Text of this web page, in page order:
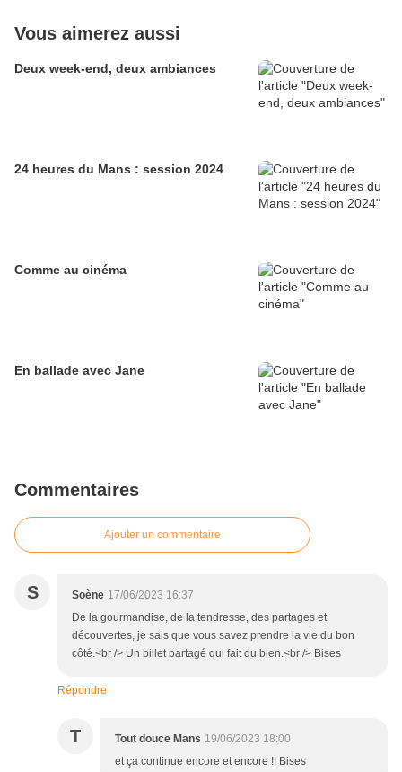
Vous aimerez aussi
Deux week-end, deux ambiances
24 heures du Mans : session 2024
Comme au cinéma
En ballade avec Jane
Commentaires
Ajouter un commentaire
S Soène 17/06/2023 16:37
De la gourmandise, de la tendresse, des partages et
découvertes, je sais que vous savez prendre la vie du bon
côté.<br /> Un billet partagé qui fait du bien.<br /> Bises
Répondre
T Tout douce Mans 19/06/2023 18:00
et ça continue encore et encore !! Bises